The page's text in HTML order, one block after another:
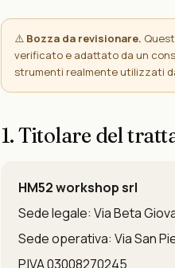
⚠️ Bozza da revisionare.
verificato e adattato da un
strumenti realmente utilizzati
1. Titolare del
HM52 workshop srl
Sede legale: Via Beta
Sede operativa: Via San
P.IVA 03008270245